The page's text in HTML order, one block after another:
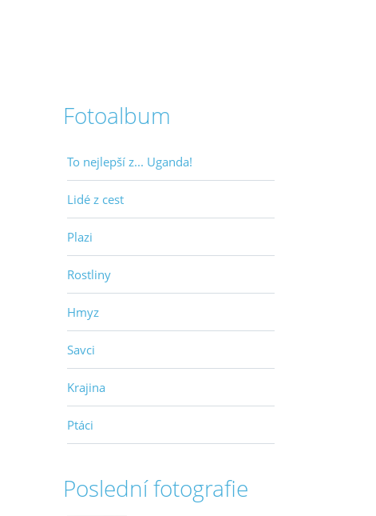
Fotoalbum
To nejlepší z... Uganda!
Lidé z cest
Plazi
Rostliny
Hmyz
Savci
Krajina
Ptáci
Poslední fotografie